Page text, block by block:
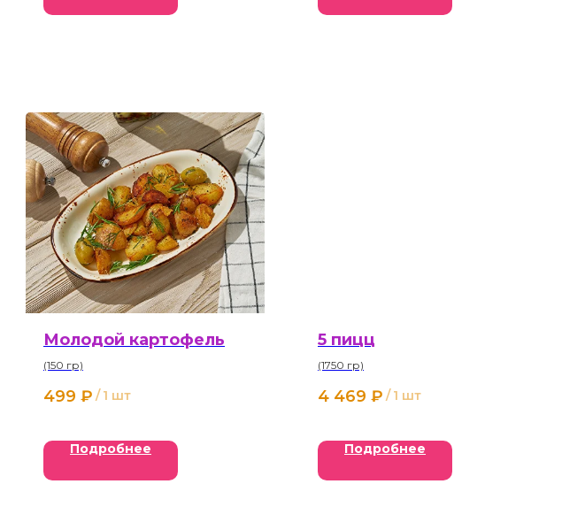
Молодой картофель
(150 гр)
499 ₽ / 1 шт
Подробнее
5 пицц
(1750 гр)
4 469 ₽ / 1 шт
Подробнее